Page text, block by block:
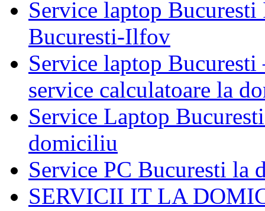
Service laptop
Bucuresti-Ilfov
Service laptop
service calculatoare la
Service Laptop
domiciliu
Service PC Bucuresti la
SERVICII IT LA